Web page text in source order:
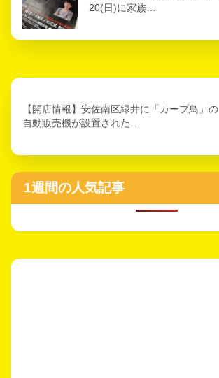
20(日)に家族…
【開店情報】安佐南区緑井に「カープ鳥」の
自動販売機が設置された…
1週間の人気記事